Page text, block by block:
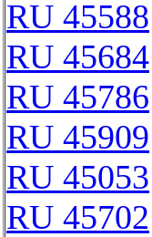
RU 45588
RU 45684
RU 45786
RU 45909
RU 45053
RU 45702